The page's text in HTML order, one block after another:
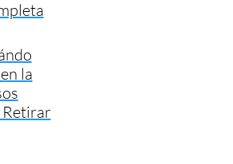
la
Retirar